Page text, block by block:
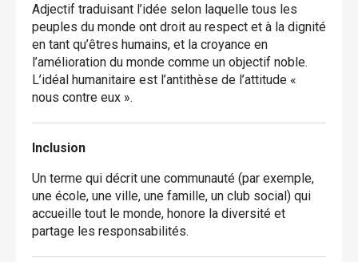
Adjectif traduisant l’idée selon laquelle tous les
peuples du monde ont droit au respect et à la dignité
en tant qu’êtres humains, et la croyance en
l’amélioration du monde comme un objectif noble.
L’idéal humanitaire est l’antithèse de l’attitude «
nous contre eux ».
Inclusion
Un terme qui décrit une communauté (par exemple,
une école, une ville, une famille, un club social) qui
accueille tout le monde, honore la diversité et
partage les responsabilités.